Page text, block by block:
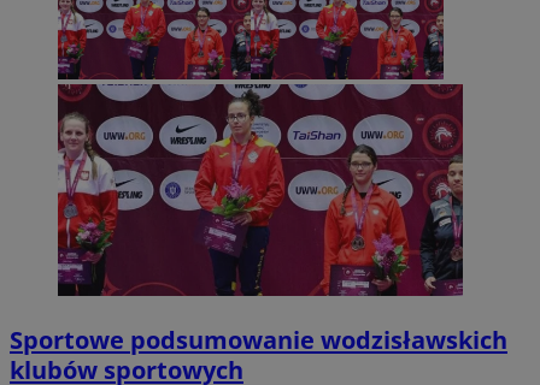
Sportowe podsumowanie wodzisławskich
klubów sportowych